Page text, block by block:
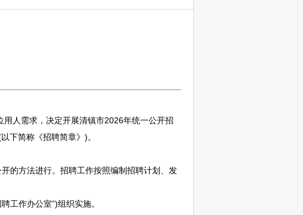
用人需求，决定开展清镇市2026年统一公开招
下简称《招聘简章》)。
的方法进行。 招聘工作按照编制招聘计划、发
聘工作办公室”)组织实施。